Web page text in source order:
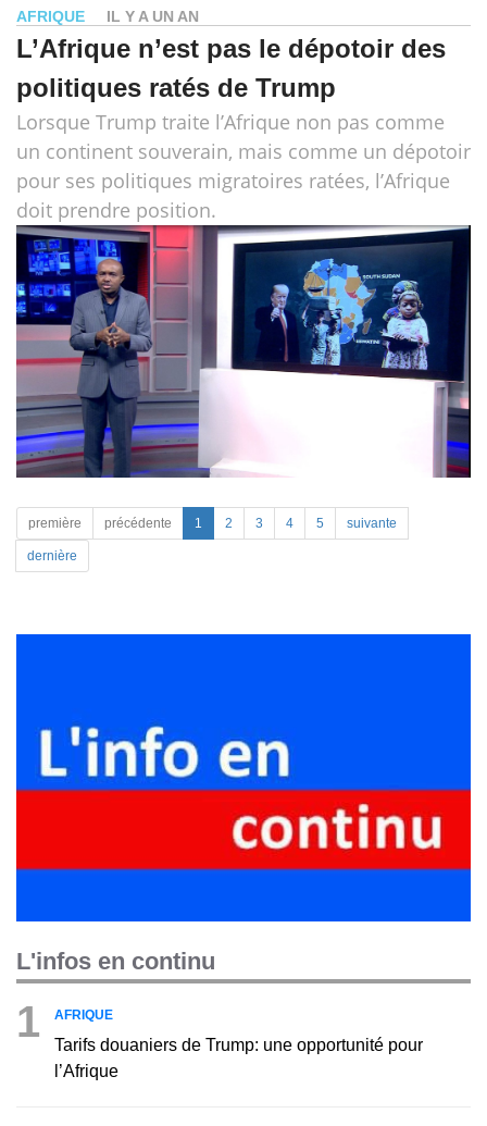
AFRIQUE IL Y A UN AN
L’Afrique n’est pas le dépotoir des
politiques ratés de Trump
Lorsque Trump traite l’Afrique non pas comme
un continent souverain, mais comme un dépotoir
pour ses politiques migratoires ratées, l’Afrique
doit prendre position.
première précédente 1 2 3 4 5 suivante
dernière
L'infos en continu
1 AFRIQUE
Tarifs douaniers de Trump: une opportunité pour
l’Afrique